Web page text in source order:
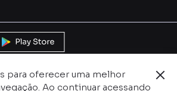
para oferecer uma melhor
Ao continuar acessando